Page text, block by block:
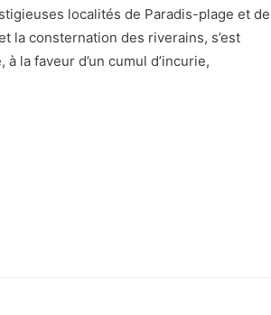
localités de Paradis-plage et de
la consternation des riverains, s’est
la faveur d’un cumul d’incurie,